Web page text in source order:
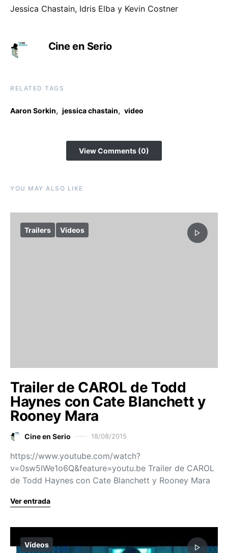
Jessica Chastain, Idris Elba y Kevin Costner
Cine en Serio
RELATED TAGS
Aaron Sorkin, jessica chastain, video
View Comments (0)
YOU MAY ALSO LIKE
Trailers Vídeos
Trailer de CAROL de Todd
Haynes con Cate Blanchett y
Rooney Mara
Cine en Serio 18/08/2015
https://www.youtube.com/watch?
v=0sw5IWe1o6Q&feature=youtu.be Trailer de CAROL
de Todd Haynes con Cate Blanchett y Rooney Mara
Ver entrada
Vídeos